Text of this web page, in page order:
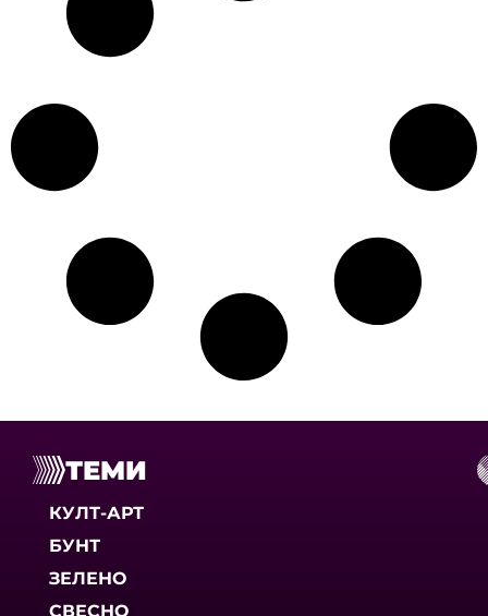
ТЕМИ
КУЛТ-АРТ
БУНТ
ЗЕЛЕНО
СВЕСНО